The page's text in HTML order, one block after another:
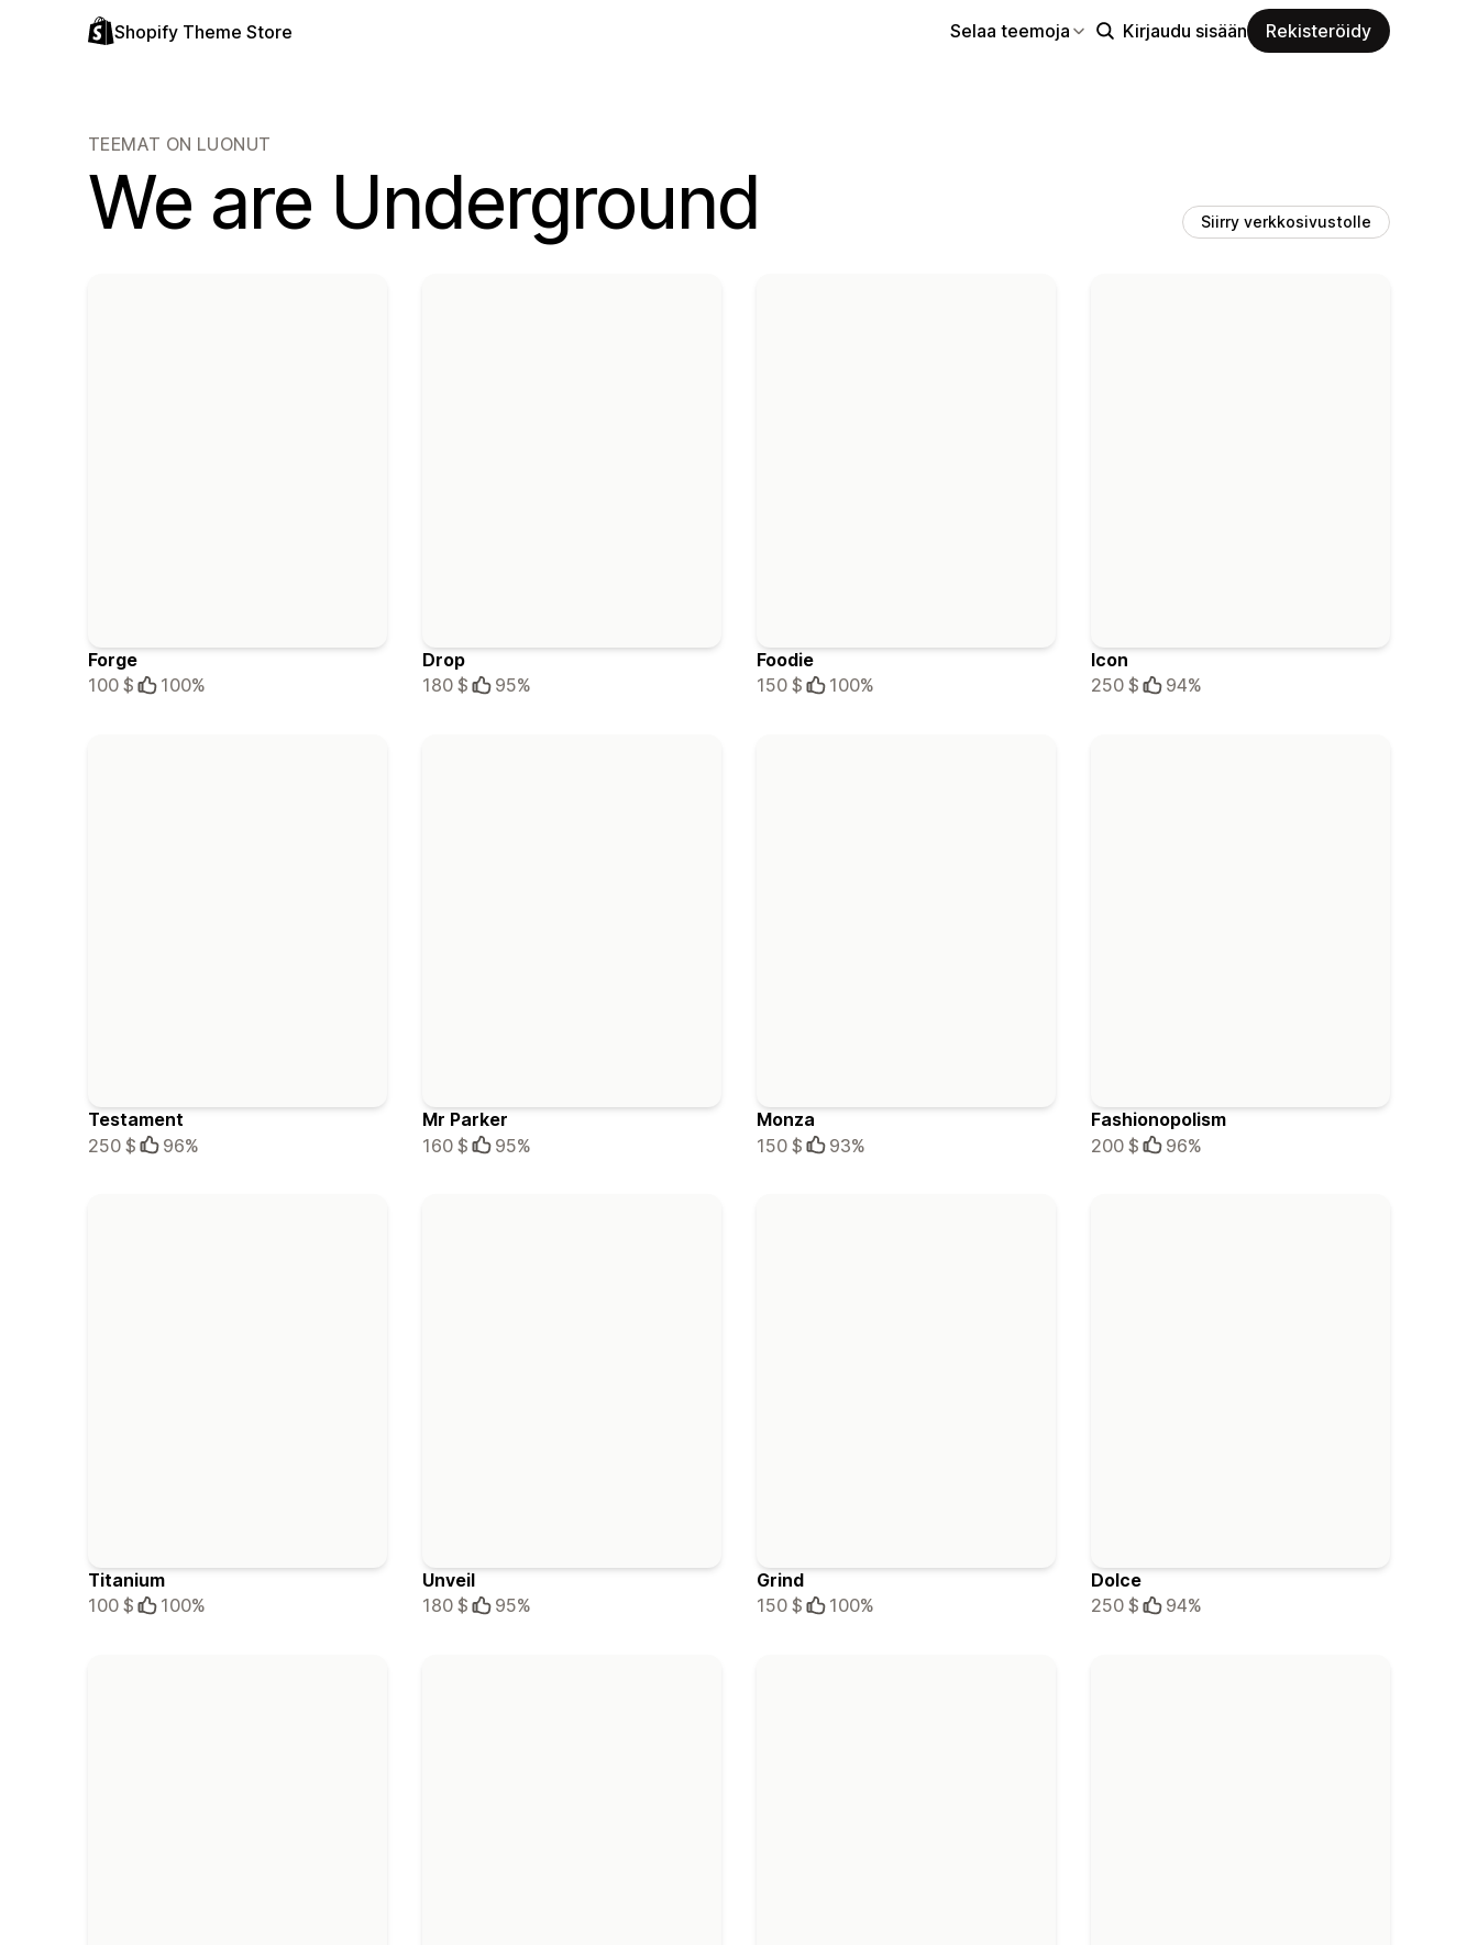
Shopify Theme Store Selaa teemoja Kirjaudu sisään Rekisteröidy
TEEMAT ON LUONUT
We are Underground Siirry verkkosivustolle
Forge
100 $
100%
Drop
180 $
95%
Foodie
150 $
100%
Icon
250 $
94%
Testament
250 $
96%
Mr Parker
160 $
95%
Monza
150 $
93%
Fashionopolism
200 $
96%
Titanium
100 $
100%
Unveil
180 $
95%
Grind
150 $
100%
Dolce
250 $
94%